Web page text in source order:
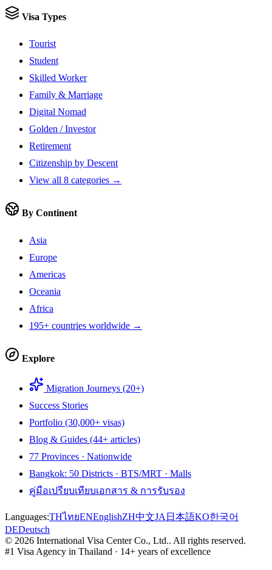
Visa Types
Tourist
Student
Skilled Worker
Family & Marriage
Digital Nomad
Golden / Investor
Retirement
Citizenship by Descent
View all 8 categories →
By Continent
Asia
Europe
Americas
Oceania
Africa
195+ countries worldwide →
Explore
Migration Journeys (20+)
Success Stories
Portfolio (30,000+ visas)
Blog & Guides (44+ articles)
77 Provinces · Nationwide
Bangkok: 50 Districts · BTS/MRT · Malls
คู่มือเปรียบเทียบเอกสาร & การรับรอง
Languages:THไทยENEnglishZH中文JA 日本語KO한국어
DEDeutsch
© 2026 International Visa Center Co., Ltd.. All rights reserved.
#1 Visa Agency in Thailand · 14+ years of excellence